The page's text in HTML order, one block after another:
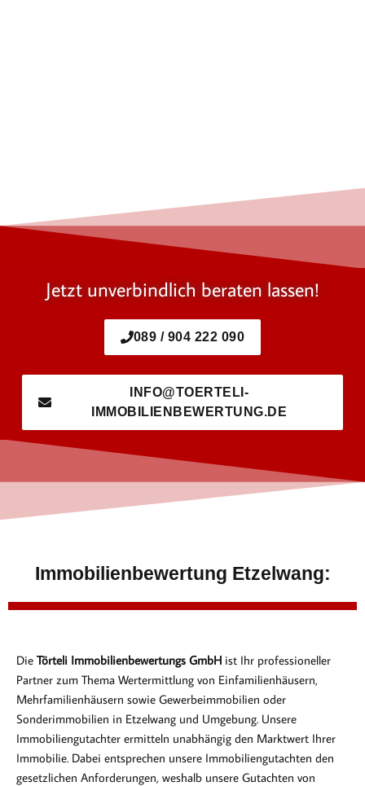
Jetzt unverbindlich beraten lassen!
089 / 904 222 090
INFO@TOERTELI-
IMMOBILIENBEWERTUNG.DE
Immobilienbewertung Etzelwang:
Die Törteli Immobilienbewertungs GmbH ist Ihr professioneller
Partner zum Thema Wertermittlung von Einfamilienhäusern,
Mehrfamilienhäusern sowie Gewerbeimmobilien oder
Sonderimmobilien in Etzelwang und Umgebung. Unsere
Immobiliengutachter ermitteln unabhängig den Marktwert Ihrer
Immobilie. Dabei entsprechen unsere Immobiliengutachten den
gesetzlichen Anforderungen, weshalb unsere Gutachten von